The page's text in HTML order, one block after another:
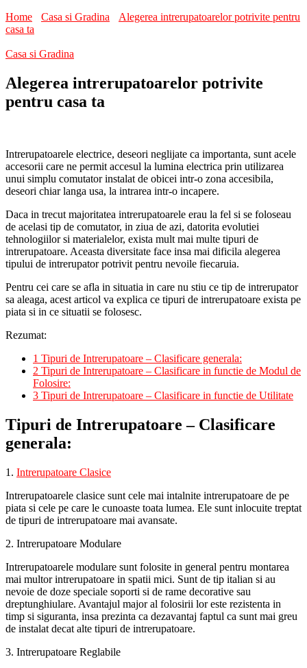
Home
Casa si Gradina
Alegerea intrerupatoarelor potrivite pentru
casa ta
Casa si Gradina
Alegerea intrerupatoarelor potrivite
pentru casa ta
Intrerupatoarele electrice, deseori neglijate ca importanta, sunt acele
accesorii care ne permit accesul la lumina electrica prin utilizarea
unui simplu comutator instalat de obicei intr-o zona accesibila,
deseori chiar langa usa, la intrarea intr-o incapere.
Daca in trecut majoritatea intrerupatoarele erau la fel si se foloseau
de acelasi tip de comutator, in ziua de azi, datorita evolutiei
tehnologiilor si materialelor, exista mult mai multe tipuri de
intrerupatoare. Aceasta diversitate face insa mai dificila alegerea
tipului de intrerupator potrivit pentru nevoile fiecaruia.
Pentru cei care se afla in situatia in care nu stiu ce tip de intrerupator
sa aleaga, acest articol va explica ce tipuri de intrerupatoare exista pe
piata si in ce situatii se folosesc.
Rezumat:
1 Tipuri de Intrerupatoare – Clasificare generala:
2 Tipuri de Intrerupatoare – Clasificare in functie de Modul de
Folosire:
3 Tipuri de Intrerupatoare – Clasificare in functie de Utilitate
Tipuri de Intrerupatoare – Clasificare
generala:
1. Intrerupatoare Clasice
Intrerupatoarele clasice sunt cele mai intalnite intrerupatoare de pe
piata si cele pe care le cunoaste toata lumea. Ele sunt inlocuite treptat
de tipuri de intrerupatoare mai avansate.
2. Intrerupatoare Modulare
Intrerupatoarele modulare sunt folosite in general pentru montarea
mai multor intrerupatoare in spatii mici. Sunt de tip italian si au
nevoie de doze speciale soporti si de rame decorative sau
dreptunghiulare. Avantajul major al folosirii lor este rezistenta in
timp si siguranta, insa prezinta ca dezavantaj faptul ca sunt mai greu
de instalat decat alte tipuri de intrerupatoare.
3. Intrerupatoare Reglabile